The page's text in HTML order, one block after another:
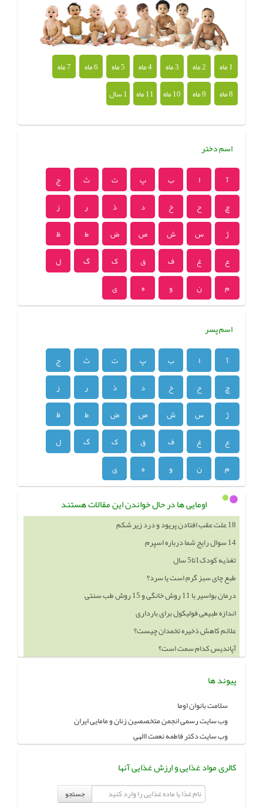
1 ماه 2 ماه 3 ماه 4 ماه 5 ماه 6 ماه
7 ماه
8 ماه
9 ماه 10 ماه 11 ماه 1 سال
اسم دختر
آ ا ب پ ت ث
ج
چ
ح خ د ذ ر
ز
ژ
س ش ص ض ط
ظ
ع
غ ف ق ک گ
ل
م
ن و ه ی
اسم پسر
آ ا ب پ ت ث
ج
چ
ح خ د ذ ر
ز
ژ
س ش ص ض ط
ظ
ع
غ ف ق ک گ
ل
م
ن و ه ی
اومایی ها در حال خواندن این مقالات هستند
18 علت عقب افتادن پریود و درد زیر شکم
14 سوال رایج شما درباره اسپرم
تغذیه کودک1تا5 سال
طبع چای سبز گرم است یا سرد؟
درمان بواسیر با 11 روش خانگی و 15 روش طب سنتی
اندازه طبیعی فولیکول برای بارداری
علائم کاهش ذخیره تخمدان چیست؟
آپاندیس کدام سمت است؟
پیوند ها
سلامت بانوان اوما
وب سایت رسمی انجمن متخصصین زنان و مامایی ایران
وب سایت دکتر فاطمه نعمت االهی
کالری مواد غذایی و ارزش غذایی آنها
جستجو